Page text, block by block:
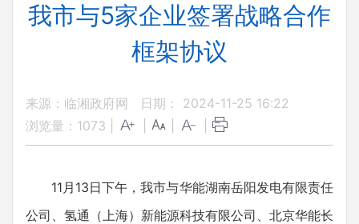
我市与5家企业签署战略合作
框架协议
来源：临湘政府网
日期： 2024-11-25 16:22
浏览量： 1073
11月13日下午，我市与华能湖南岳阳发电有限责任
公司、氢通（上海）新能源科技有限公司、北京华能长